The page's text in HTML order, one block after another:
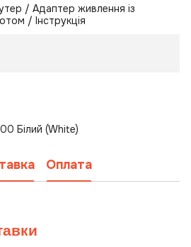
/ Адаптер живлення із
/ Інструкція
Білий (White)
Оплата